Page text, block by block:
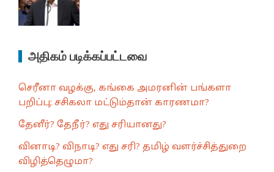
அதிகம் படிக்கப்பட்டவை
செரீனா வழக்கு, கங்கை அமரனின் பங்களா
பறிப்பு; சசிகலா மட்டும்தான் காரணமா?
தேனீர்? தேநீர்? எது சரியானது?
வினாடி? விநாடி? எது சரி? தமிழ் வளர்ச்சித்துறை
விழித்தெழுமா?